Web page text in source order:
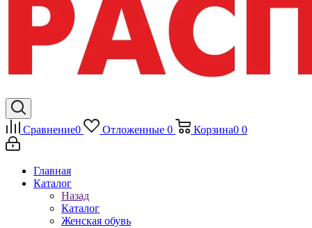
Сравнение0 Отложенные 0 Корзина0 0
Главная
Каталог
Назад
Каталог
Женская обувь